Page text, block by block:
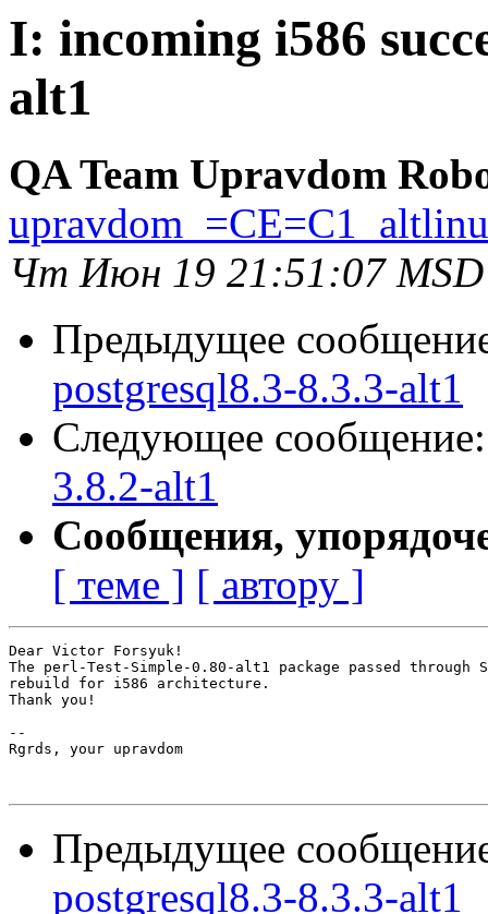
I: incoming i586
alt1
QA Team Upravdom
Чт Июн 19 21:51:07
Предыдущее
postgresql8.3-8.3.3-alt1
Следующее
3.8.2-alt1
Сообщения,
[ теме ] [ автору ]
Dear Victor Forsyuk!
The perl-Test-Simple-0.80-alt1 package passed through
rebuild for i586 architecture.
Thank you!
--
Rgrds, your upravdom
Предыдущее
postgresql8.3-8.3.3-alt1